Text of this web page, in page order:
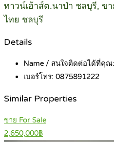
ทาวน์เฮ้าส์ต.นาป่า ชลบุรี, ข
ไทย ชลบุรี
Details
Name / สนใจติดต่อได้ที่คุณ:
เบอร์โทร: 0875891222
Similar Properties
ขาย For Sale
2,650,000฿